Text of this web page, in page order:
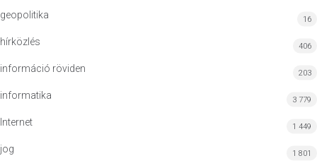
geopolitika 16
hírközlés 406
információ röviden 203
informatika 3 779
Internet 1 449
jog 1 801